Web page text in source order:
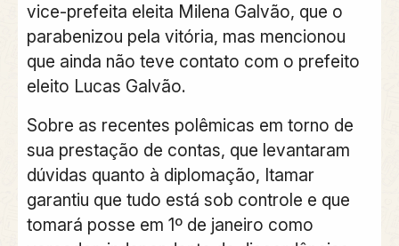
vice-prefeita eleita Milena Galvão, que o
parabenizou pela vitória, mas mencionou
que ainda não teve contato com o prefeito
eleito Lucas Galvão.
Sobre as recentes polêmicas em torno de
sua prestação de contas, que levantaram
dúvidas quanto à diplomação, Itamar
garantiu que tudo está sob controle e que
tomará posse em 1º de janeiro como